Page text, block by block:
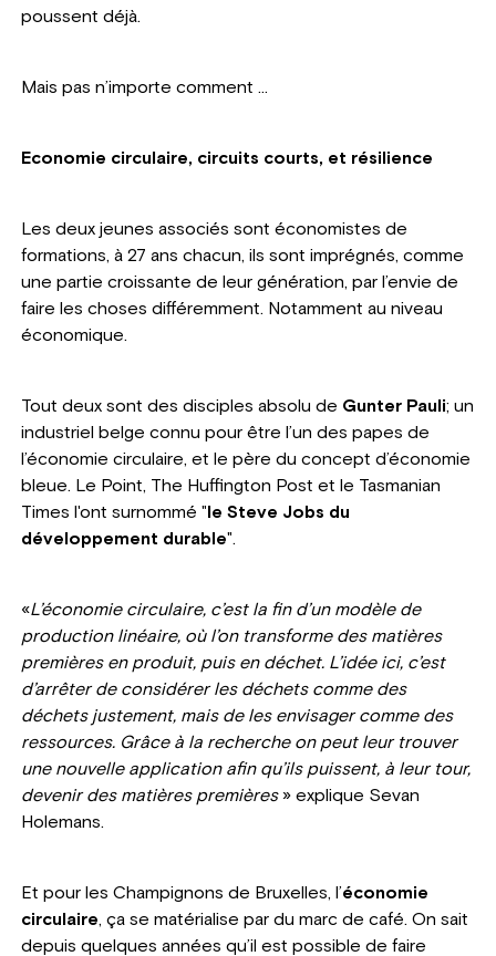
poussent déjà.
Mais pas n’importe comment …
Economie circulaire, circuits courts, et résilience
Les deux jeunes associés sont économistes de
formations, à 27 ans chacun, ils sont imprégnés, comme
une partie croissante de leur génération, par l’envie de
faire les choses différemment. Notamment au niveau
économique.
Tout deux sont des disciples absolu de Gunter Pauli; un
industriel belge connu pour être l’un des papes de
l’économie circulaire, et le père du concept d’économie
bleue. Le Point, The Huffington Post et le Tasmanian
Times l'ont surnommé " le Steve Jobs du
développement durable".
«L’économie circulaire, c’est la fin d’un modèle de
production linéaire, où l’on transforme des matières
premières en produit, puis en déchet. L’idée ici, c’est
d’arrêter de considérer les déchets comme des
déchets justement, mais de les envisager comme des
ressources. Grâce à la recherche on peut leur trouver
une nouvelle application afin qu’ils puissent, à leur tour,
devenir des matières premières» explique Sevan
Holemans.
Et pour les Champignons de Bruxelles, l’économie
circulaire, ça se matérialise par du marc de café. On sait
depuis quelques années qu’il est possible de faire